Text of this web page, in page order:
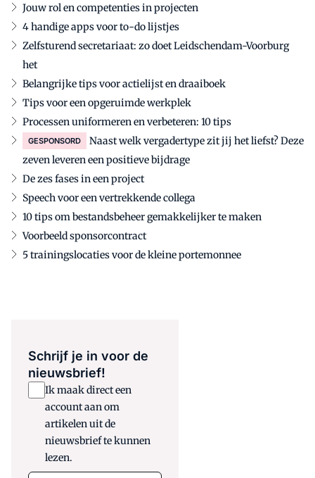
Jouw rol en competenties in projecten
4 handige apps voor to-do lijstjes
Zelfsturend secretariaat: zo doet Leidschendam-Voorburg
het
Belangrijke tips voor actielijst en draaiboek
Tips voor een opgeruimde werkplek
Processen uniformeren en verbeteren: 10 tips
GESPONSORD
Naast welk vergadertype zit jij het liefst? Deze
zeven leveren een positieve bijdrage
De zes fases in een project
Speech voor een vertrekkende collega
10 tips om bestandsbeheer gemakkelijker te maken
Voorbeeld sponsorcontract
5 trainingslocaties voor de kleine portemonnee
Schrijf je in voor de
nieuwsbrief!
Ik maak direct een
account aan om
artikelen uit de
nieuwsbrief te kunnen
lezen.